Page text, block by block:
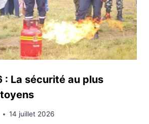
: La sécurité au plus
14 juillet 2026